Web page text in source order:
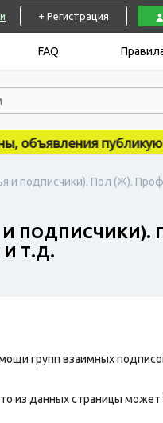
+ Регистрация
FAQ
и подписчики). Пол (Ж).
И
Т.Д.
групп взаимных
из данных страницы